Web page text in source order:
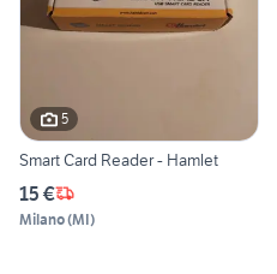
5
Smart Card Reader - Hamlet
15 €
Milano(MI)